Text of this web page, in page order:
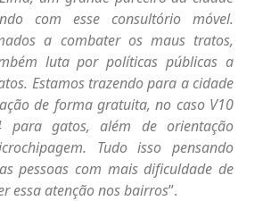
com esse consultório móvel.
a combater os maus tratos,
luta por políticas públicas a
Estamos trazendo para a cidade
de forma gratuita, no caso V10
para gatos, além de orientação
Tudo isso pensando
pessoas com mais dificuldade de
essa atenção nos bairros”.